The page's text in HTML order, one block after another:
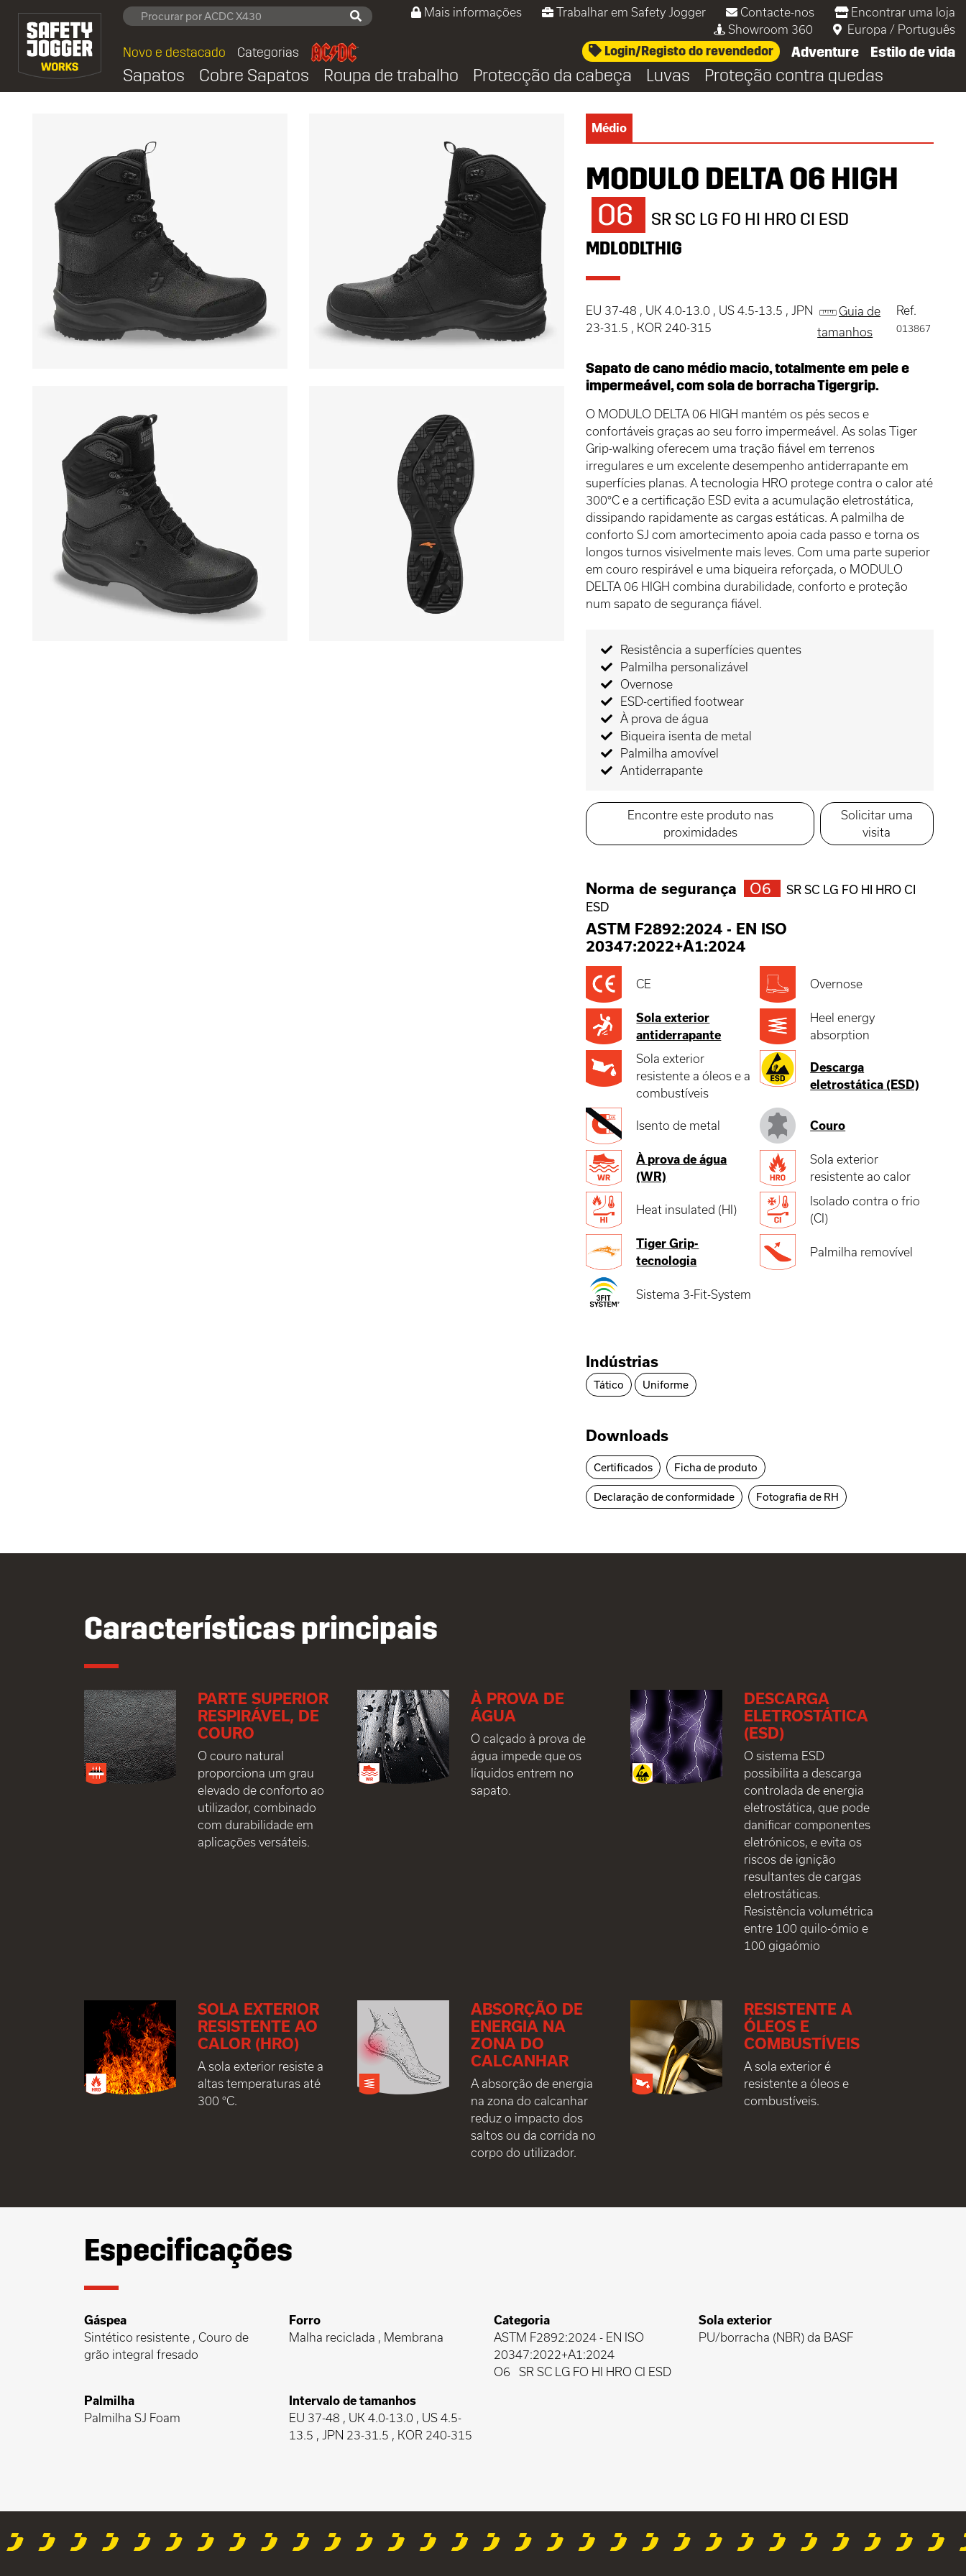
Mais informações Trabalhar em Safety Jogger Contacte-nos
Encontrar uma loja
Showroom 360
Europa / Português
Novo e destacado Categorias Login/Registo do revendedor Adventure Estilo de vida
Sapatos Cobre Sapatos Roupa de trabalho Protecção da cabeça Luvas Proteção contra quedas
Médio
MODULO DELTA O6 HIGH
O6
SR SC LG FO HI HRO CI ESD
MDLODLTHIG
EU 37-48 , UK 4.0-13.0 , US 4.5-13.5 , JPN
23-31.5 , KOR 240-315
Guia de
tamanhos
Ref.
013867
Sapato de cano médio macio, totalmente em pele e
impermeável, com sola de borracha Tigergrip.
O MODULO DELTA 06 HIGH mantém os pés secos e
confortáveis graças ao seu forro impermeável. As solas Tiger
Grip-walking oferecem uma tração fiável em terrenos
irregulares e um excelente desempenho antiderrapante em
superfícies planas. A tecnologia HRO protege contra o calor até
300°C e a certificação ESD evita a acumulação eletrostática,
dissipando rapidamente as cargas estáticas. A palmilha de
conforto SJ com amortecimento apoia cada passo e torna os
longos turnos visivelmente mais leves. Com uma parte superior
em couro respirável e uma biqueira reforçada, o MODULO
DELTA 06 HIGH combina durabilidade, conforto e proteção
num sapato de segurança fiável.
Resistência a superfícies quentes
Palmilha personalizável
Overnose
ESD-certified footwear
À prova de água
Biqueira isenta de metal
Palmilha amovível
Antiderrapante
Encontre este produto nas
proximidades
Solicitar uma
visita
Norma de segurança O6
SR SC LG FO HI HRO CI
ESD
ASTM F2892:2024 - EN ISO
20347:2022+A1:2024
CE Overnose
Sola exterior
antiderrapante
Heel energy
absorption
Sola exterior
resistente a óleos e a
combustíveis
Descarga
eletrostática (ESD)
Isento de metal Couro
À prova de água
(WR)
Sola exterior
resistente ao calor
Heat insulated (HI)
Isolado contra o frio
(CI)
Tiger Grip-
tecnologia
Palmilha removível
Sistema 3-Fit-System
Indústrias
Tático Uniforme
Downloads
Certificados Ficha de produto
Declaração de conformidade Fotografia de RH
Características principais
PARTE SUPERIOR
RESPIRÁVEL, DE
COURO
O couro natural
proporciona um grau
elevado de conforto ao
utilizador, combinado
com durabilidade em
aplicações versáteis.
À PROVA DE
ÁGUA
O calçado à prova de
água impede que os
líquidos entrem no
sapato.
DESCARGA
ELETROSTÁTICA
(ESD)
O sistema ESD
possibilita a descarga
controlada de energia
eletrostática, que pode
danificar componentes
eletrónicos, e evita os
riscos de ignição
resultantes de cargas
eletrostáticas.
Resistência volumétrica
entre 100 quilo-ómio e
100 gigaómio
SOLA EXTERIOR
RESISTENTE AO
CALOR (HRO)
A sola exterior resiste a
altas temperaturas até
300 °C.
ABSORÇÃO DE
ENERGIA NA
ZONA DO
CALCANHAR
A absorção de energia
na zona do calcanhar
reduz o impacto dos
saltos ou da corrida no
corpo do utilizador.
RESISTENTE A
ÓLEOS E
COMBUSTÍVEIS
A sola exterior é
resistente a óleos e
combustíveis.
Especificações
Gáspea
Sintético resistente , Couro de
grão integral fresado
Forro
Malha reciclada , Membrana
Categoria
ASTM F2892:2024 - EN ISO
20347:2022+A1:2024
O6
SR SC LG FO HI HRO CI ESD
Sola exterior
PU/borracha (NBR) da BASF
Palmilha
Palmilha SJ Foam
Intervalo de tamanhos
EU 37-48 , UK 4.0-13.0 , US 4.5-
13.5 , JPN 23-31.5 , KOR 240-315